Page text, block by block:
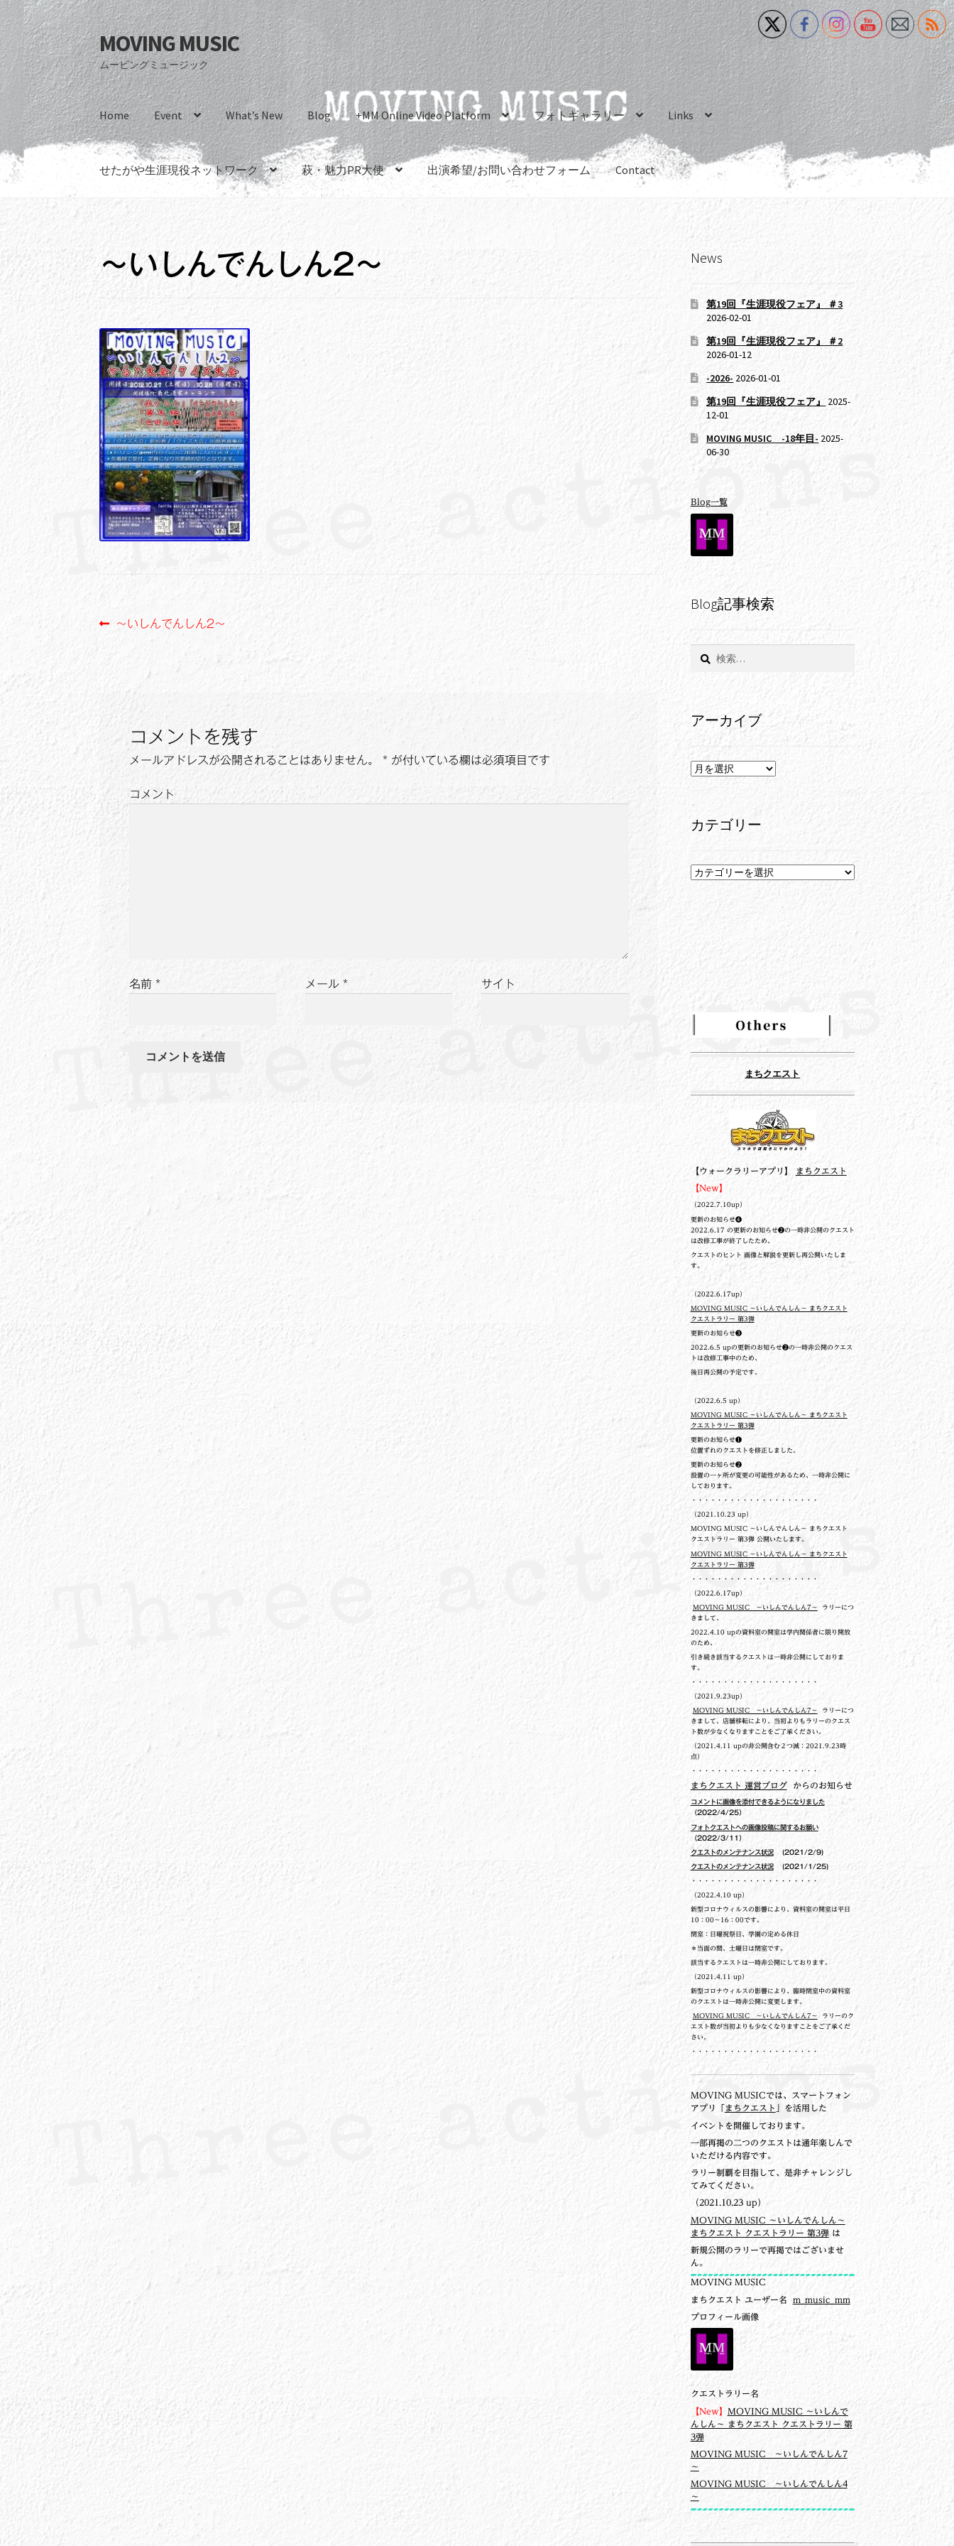
ナ
ビ
ゲ
ー
シ
ョ
ン
ス
コ
ン
テ
ン
ツ
へ
ス
ッ
MOVING MUSIC
ムービングミュージック
Home Event What’s New Blog +MM Online Video Platform フォトギャラリー Links
せたがや生涯現役ネットワーク 萩・魅力PR大使 出演希望/お問い合わせフォーム Contact
～いしんでんしん2～
投
稿
ビ
ゲ
ー
シ
ョ
ン
前
～いしんでんしん2～
コメントを残す
メールアドレスが公開されることはありません。 *が付いている欄は必須項目です
コメント
名前 * メール * サイト
News
第19回『生涯現役フェア』 ＃3
2026-02-01
第19回『生涯現役フェア』 ＃2
2026-01-12
-2026- 2026-01-01
第19回『生涯現役フェア』
2025-
12-01
MOVING MUSIC -18年目- 2025-
06-30
Blog一覧
Blog記事検索
アーカイブ
ア
ブ
カテゴリー
カ
ー
まちクエスト
【ウォークラリーアプリ】 まちクエスト
【New】
（2022.7.10up）
更新のお知らせ❹
2022.6.17 の更新のお知らせ❷の一時非公開のクエスト
は改修工事が終了したため、
クエストのヒント 画像と解説を更新し再公開いたしま
す。
（2022.6.17up）
MOVING MUSIC ～いしんでんしん～ まちクエスト
クエストラリー 第3弾
更新のお知らせ❸
2022.6.5 upの更新のお知らせ❷の一時非公開のクエス
トは改修工事中のため、
後日再公開の予定です。
（2022.6.5 up）
MOVING MUSIC ～いしんでんしん～ まちクエスト
クエストラリー 第3弾
更新のお知らせ❶
位置ずれのクエストを修正しました。
更新のお知らせ❷
設置の一ヶ所が変更の可能性があるため、一時非公開に
しております。
・・・・・・・・・・・・・・・・・・・・
（2021.10.23 up）
MOVING MUSIC ～いしんでんしん～ まちクエスト
クエストラリー 第3弾 公開いたします。
MOVING MUSIC ～いしんでんしん～ まちクエスト
クエストラリー 第3弾
・・・・・・・・・・・・・・・・・・・・
（2022.6.17up）
MOVING MUSIC ～いしんでんしん7～ ラリーにつ
きまして、
2022.4.10 upの資料室の開室は学内関係者に限り開放
のため、
引き続き該当するクエストは一時非公開にしておりま
す。
・・・・・・・・・・・・・・・・・・・・
（2021.9.23up）
MOVING MUSIC ～いしんでんしん7～ ラリーにつ
きまして、店舗移転により、当初よりもラリーのクエス
ト数が少なくなりますことをご了承ください。
（2021.4.11 upの非公開含む２つ減：2021.9.23時
点）
・・・・・・・・・・・・・・・・・・・・
まちクエスト 運営ブログからのお知らせ
コメントに画像を添付できるようになりました
（2022/4/25）
フォトクエストへの画像投稿に関するお願い
（2022/3/11）
クエストのメンテナンス状況(2021/2/9)
クエストのメンテナンス状況(2021/1/25)
・・・・・・・・・・・・・・・・・・・・
（2022.4.10 up）
新型コロナウィルスの影響により、資料室の開室は平日
10：00～16：00です。
閉室：日曜祝祭日、学園の定める休日
＊当面の間、土曜日は閉室です。
該当するクエストは一時非公開にしております。
（2021.4.11 up）
新型コロナウィルスの影響により、臨時閉室中の資料室
のクエストは一時非公開に変更します。
MOVING MUSIC ～いしんでんしん7～ ラリーのク
エスト数が当初よりも少なくなりますことをご了承くだ
さい。
・・・・・・・・・・・・・・・・・・・・
MOVING MUSICでは、スマートフォン
アプリ「
まちクエスト 」を活用した
イベントを開催しております。
一部再掲の二つのクエストは通年楽しんで
いただける内容です。
ラリー制覇を目指して、是非チャレンジし
てみてください。
（2021.10.23 up）
MOVING MUSIC ～いしんでんしん～
まちクエスト クエストラリー 第3弾は
新規公開のラリーで再掲ではございませ
ん。
MOVING MUSIC
まちクエスト ユーザー名 m_music_mm
プロフィール画像
クエストラリー名
【New】 MOVING MUSIC ～いしんで
んしん～ まちクエスト クエストラリー 第
3弾
MOVING MUSIC ～いしんでんしん7
～
MOVING MUSIC ～いしんでんしん4
～